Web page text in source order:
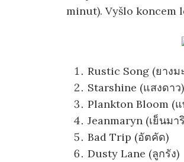
minut). Vyšlo koncem
Rustic Song (ยางม
Starshine (แสงดาว)
Plankton Bloom (
Jeanmaryn (เย็นมา
Bad Trip (อัตคัด)
Dusty Lane (ลูกรัง)